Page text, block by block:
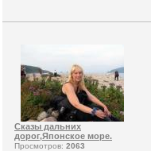
Сказы дальних
дорог,Японское море.
Просмотров: 2063